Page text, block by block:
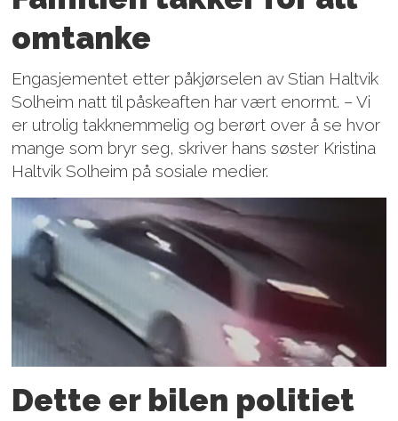
omtanke
Engasjementet etter påkjørselen av Stian Haltvik
Solheim natt til påskeaften har vært enormt. – Vi
er utrolig takknemmelig og berørt over å se hvor
mange som bryr seg, skriver hans søster Kristina
Haltvik Solheim på sosiale medier.
Dette er bilen politiet